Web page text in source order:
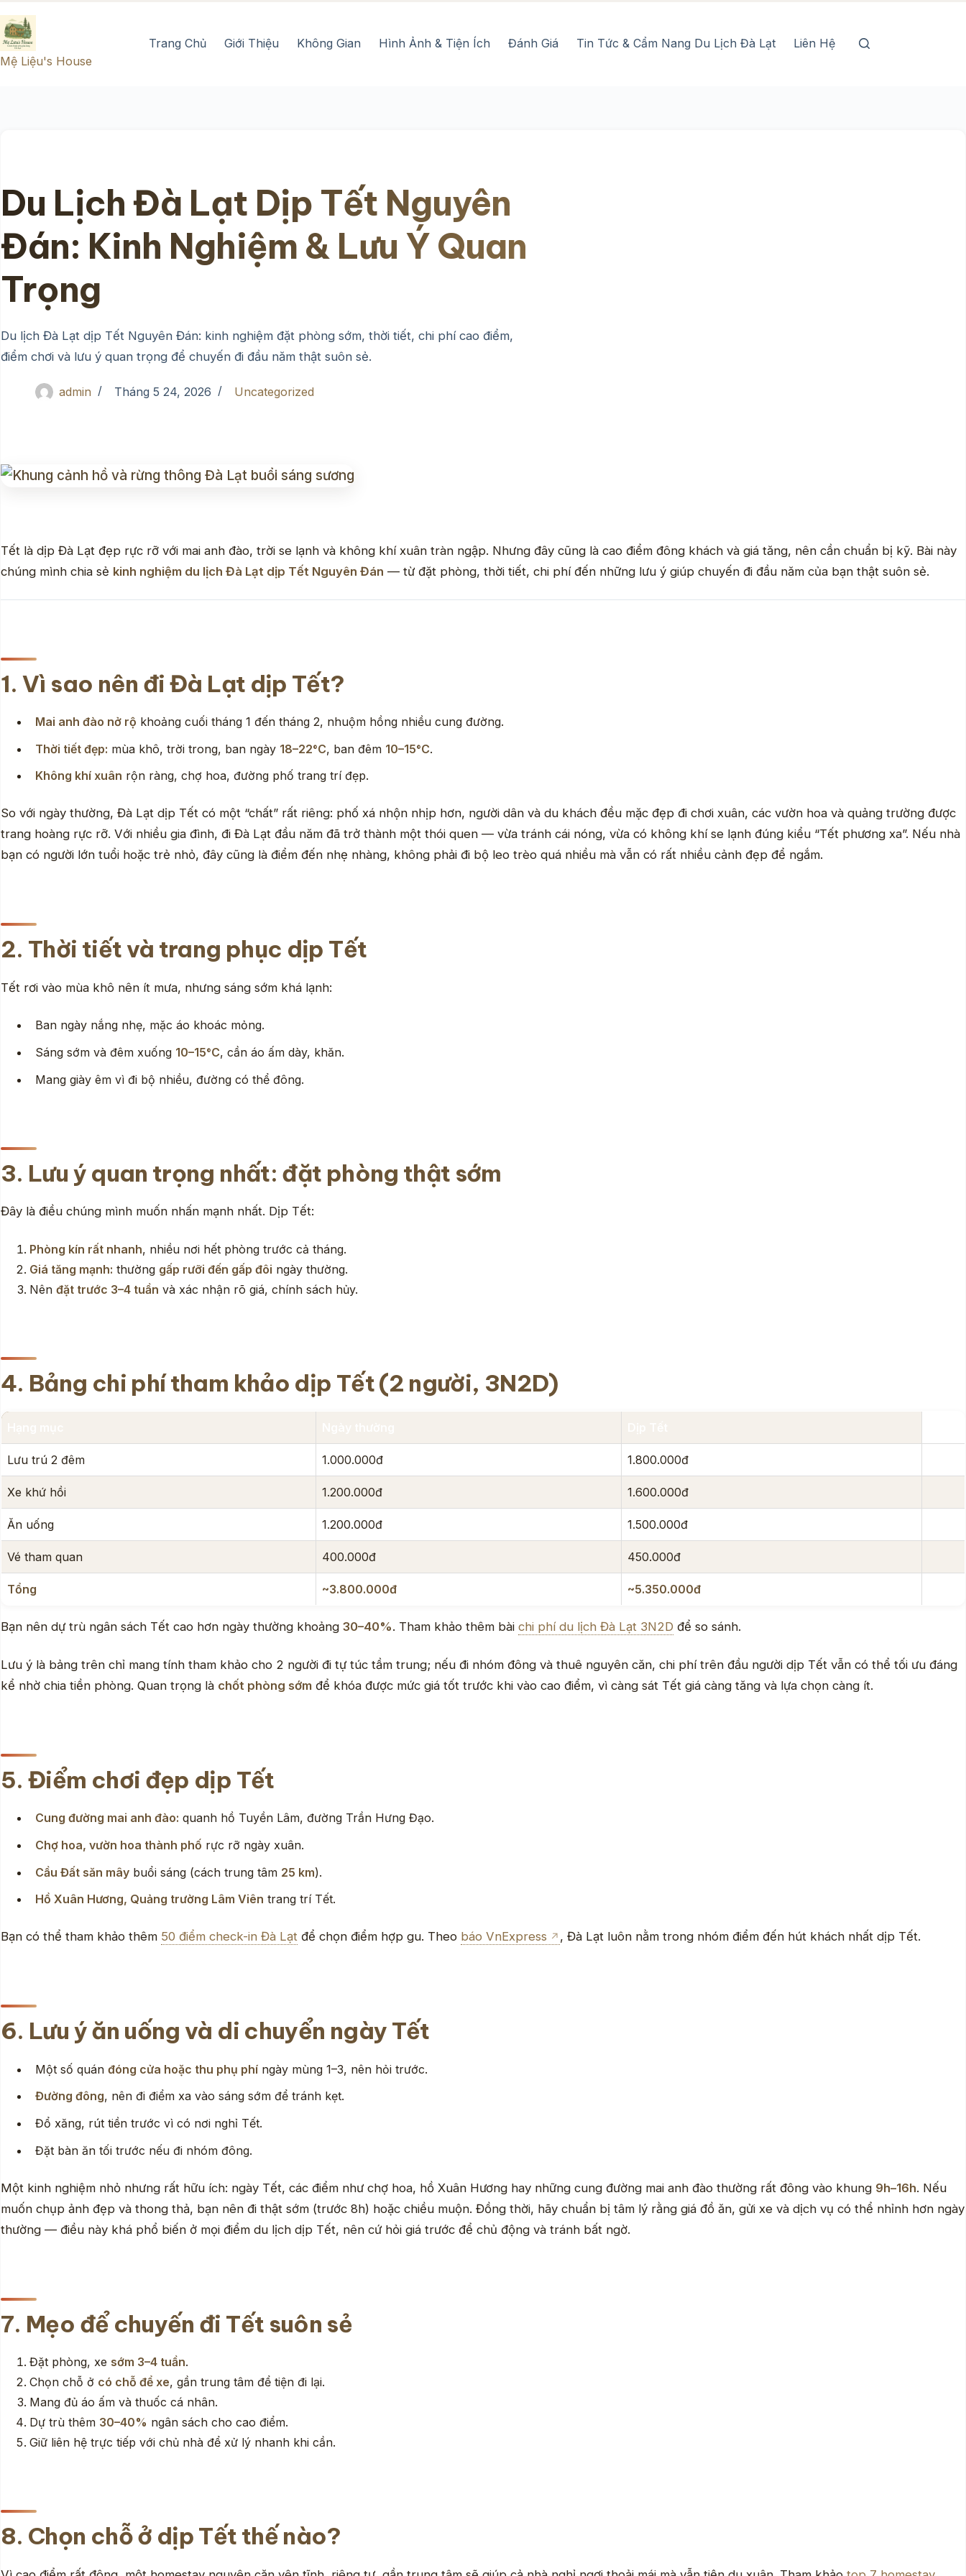
đến
phần
nội
Mệ Liệu's House
Trang Chủ Giới Thiệu Không Gian Hình Ảnh & Tiện Ích Đánh Giá Tin Tức & Cẩm Nang Du Lịch Đà Lạt Liên Hệ
Du Lịch Đà Lạt Dịp Tết Nguyên
Đán: Kinh Nghiệm & Lưu Ý Quan
Trọng
Du lịch Đà Lạt dịp Tết Nguyên Đán: kinh nghiệm đặt phòng sớm, thời tiết, chi phí cao điểm,
điểm chơi và lưu ý quan trọng để chuyến đi đầu năm thật suôn sẻ.
admin Tháng 5 24, 2026 Uncategorized
Tết là dịp Đà Lạt đẹp rực rỡ với mai anh đào, trời se lạnh và không khí xuân tràn ngập. Nhưng đây cũng là cao điểm đông khách và giá tăng, nên cần chuẩn bị kỹ. Bài này
chúng mình chia sẻ kinh nghiệm du lịch Đà Lạt dịp Tết Nguyên Đán — từ đặt phòng, thời tiết, chi phí đến những lưu ý giúp chuyến đi đầu năm của bạn thật suôn sẻ.
1. Vì sao nên đi Đà Lạt dịp Tết?
Mai anh đào nở rộ khoảng cuối tháng 1 đến tháng 2, nhuộm hồng nhiều cung đường.
Thời tiết đẹp: mùa khô, trời trong, ban ngày 18–22°C, ban đêm 10–15°C.
Không khí xuân rộn ràng, chợ hoa, đường phố trang trí đẹp.
So với ngày thường, Đà Lạt dịp Tết có một “chất” rất riêng: phố xá nhộn nhịp hơn, người dân và du khách đều mặc đẹp đi chơi xuân, các vườn hoa và quảng trường được
trang hoàng rực rỡ. Với nhiều gia đình, đi Đà Lạt đầu năm đã trở thành một thói quen — vừa tránh cái nóng, vừa có không khí se lạnh đúng kiểu “Tết phương xa”. Nếu nhà
bạn có người lớn tuổi hoặc trẻ nhỏ, đây cũng là điểm đến nhẹ nhàng, không phải đi bộ leo trèo quá nhiều mà vẫn có rất nhiều cảnh đẹp để ngắm.
2. Thời tiết và trang phục dịp Tết
Tết rơi vào mùa khô nên ít mưa, nhưng sáng sớm khá lạnh:
Ban ngày nắng nhẹ, mặc áo khoác mỏng.
Sáng sớm và đêm xuống 10–15°C, cần áo ấm dày, khăn.
Mang giày êm vì đi bộ nhiều, đường có thể đông.
3. Lưu ý quan trọng nhất: đặt phòng thật sớm
Đây là điều chúng mình muốn nhấn mạnh nhất. Dịp Tết:
Phòng kín rất nhanh, nhiều nơi hết phòng trước cả tháng.
Giá tăng mạnh: thường gấp rưỡi đến gấp đôi ngày thường.
Nên đặt trước 3–4 tuần và xác nhận rõ giá, chính sách hủy.
4. Bảng chi phí tham khảo dịp Tết (2 người, 3N2D)
Lưu trú 2 đêm 1.000.000đ 1.800.000đ
Xe khứ hồi 1.200.000đ 1.600.000đ
Ăn uống 1.200.000đ 1.500.000đ
Vé tham quan 400.000đ 450.000đ
Tổng ~3.800.000đ ~5.350.000đ
Bạn nên dự trù ngân sách Tết cao hơn ngày thường khoảng 30–40%. Tham khảo thêm bài chi phí du lịch Đà Lạt 3N2D để so sánh.
Lưu ý là bảng trên chỉ mang tính tham khảo cho 2 người đi tự túc tầm trung; nếu đi nhóm đông và thuê nguyên căn, chi phí trên đầu người dịp Tết vẫn có thể tối ưu đáng
kể nhờ chia tiền phòng. Quan trọng là chốt phòng sớm để khóa được mức giá tốt trước khi vào cao điểm, vì càng sát Tết giá càng tăng và lựa chọn càng ít.
5. Điểm chơi đẹp dịp Tết
Cung đường mai anh đào: quanh hồ Tuyền Lâm, đường Trần Hưng Đạo.
Chợ hoa, vườn hoa thành phố rực rỡ ngày xuân.
Cầu Đất săn mây buổi sáng (cách trung tâm 25 km).
Hồ Xuân Hương, Quảng trường Lâm Viên trang trí Tết.
Bạn có thể tham khảo thêm 50 điểm check-in Đà Lạt để chọn điểm hợp gu. Theo báo VnExpress , Đà Lạt luôn nằm trong nhóm điểm đến hút khách nhất dịp Tết.
6. Lưu ý ăn uống và di chuyển ngày Tết
Một số quán đóng cửa hoặc thu phụ phí ngày mùng 1–3, nên hỏi trước.
Đường đông, nên đi điểm xa vào sáng sớm để tránh kẹt.
Đổ xăng, rút tiền trước vì có nơi nghỉ Tết.
Đặt bàn ăn tối trước nếu đi nhóm đông.
Một kinh nghiệm nhỏ nhưng rất hữu ích: ngày Tết, các điểm như chợ hoa, hồ Xuân Hương hay những cung đường mai anh đào thường rất đông vào khung 9h–16h. Nếu
muốn chụp ảnh đẹp và thong thả, bạn nên đi thật sớm (trước 8h) hoặc chiều muộn. Đồng thời, hãy chuẩn bị tâm lý rằng giá đồ ăn, gửi xe và dịch vụ có thể nhỉnh hơn ngày
thường — điều này khá phổ biến ở mọi điểm du lịch dịp Tết, nên cứ hỏi giá trước để chủ động và tránh bất ngờ.
7. Mẹo để chuyến đi Tết suôn sẻ
Đặt phòng, xe sớm 3–4 tuần.
Chọn chỗ ở có chỗ để xe, gần trung tâm để tiện đi lại.
Mang đủ áo ấm và thuốc cá nhân.
Dự trù thêm 30–40% ngân sách cho cao điểm.
Giữ liên hệ trực tiếp với chủ nhà để xử lý nhanh khi cần.
8. Chọn chỗ ở dịp Tết thế nào?